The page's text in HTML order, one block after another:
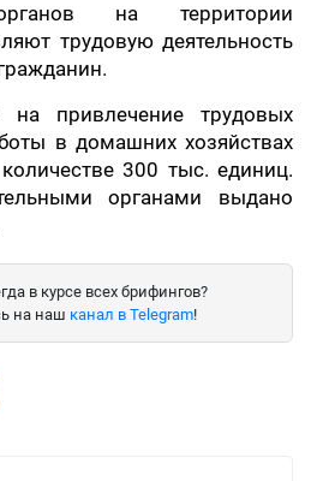
на территории
трудовую деятельность
привлечение трудовых
в домашних хозяйствах
300 тыс. единиц.
органами выдано
в курсе всех брифингов?
на наш канал в Telegram!